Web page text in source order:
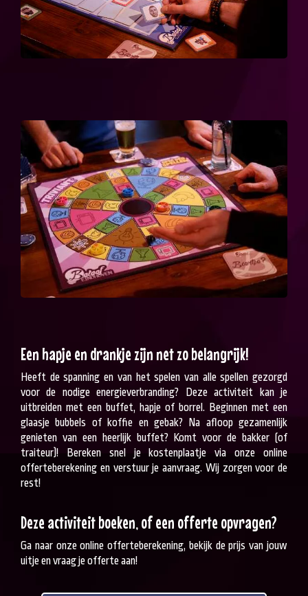
Een hapje en drankje zijn net zo belangrijk!
Heeft de spanning en van het spelen van alle spellen gezorgd
voor de nodige energieverbranding? Deze activiteit kan je
uitbreiden met een buffet, hapje of borrel. Beginnen met een
glaasje bubbels of koffie en gebak? Na afloop gezamenlijk
genieten van een heerlijk buffet? Komt voor de bakker (of
traiteur)! Bereken snel je kostenplaatje via onze online
offerteberekening en verstuur je aanvraag. Wij zorgen voor de
rest!
Deze activiteit boeken, of een offerte opvragen?
Ga naar onze online offerteberekening, bekijk de prijs van jouw
uitje en vraag je offerte aan!